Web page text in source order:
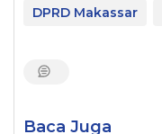
DPRD Makassar
Baca Juga